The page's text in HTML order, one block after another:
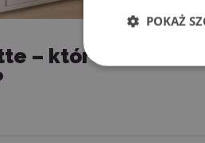
– które ostrze
POKAŻ